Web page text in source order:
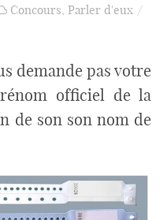
Concours, Parler d'eux
demande pas votre
officiel de la
de son son nom de